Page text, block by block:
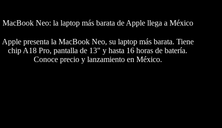
MacBook Neo: la laptop más barata de Apple llega a México
Apple presenta la MacBook Neo, su laptop más barata. Tiene
chip A18 Pro, pantalla de 13" y hasta 16 horas de batería.
Conoce precio y lanzamiento en México.